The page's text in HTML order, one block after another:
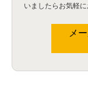
いましたらお気軽に
メ